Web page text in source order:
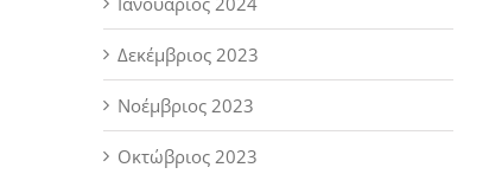
Δεκέμβριος 2023
Νοέμβριος 2023
Οκτώβριος 2023